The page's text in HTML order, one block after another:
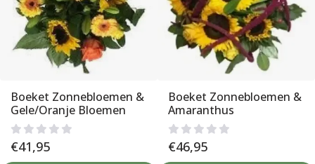
Boeket Zonnebloemen &
Gele/Oranje Bloemen
€41,95
Boeket Zonnebloemen &
Amaranthus
€46,95